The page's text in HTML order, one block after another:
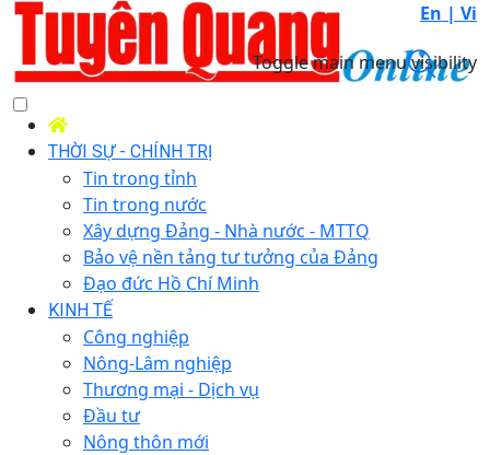
En | Vi
Toggle main menu visibility
THỜI SỰ - CHÍNH TRỊ
Tin trong tỉnh
Tin trong nước
Xây dựng Đảng - Nhà nước - MTTQ
Bảo vệ nền tảng tư tưởng của Đảng
Đạo đức Hồ Chí Minh
KINH TẾ
Công nghiệp
Nông-Lâm nghiệp
Thương mại - Dịch vụ
Đầu tư
Nông thôn mới